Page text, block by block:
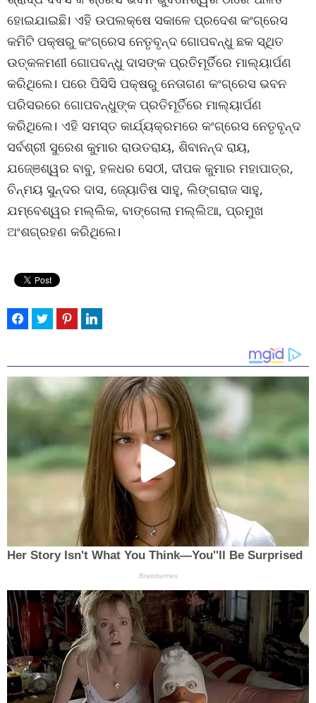
ହୋଇଯାଇଛି। ଏହି ଉପଲକ୍ଷେ ସକାଳେ ପ୍ରଦେଶ କଂଗ୍ରେସ
କମିଟି ପକ୍ଷରୁ କଂଗ୍ରେସ ନେତୃବୃନ୍ଦ ଗୋପବନ୍ଧୁ ଛକ ସ୍ଥିତ
ଉତ୍କଳମଣୀ ଗୋପବନ୍ଧୁ ଦାସଙ୍କ ପ୍ରତିମୂର୍ତିରେ ମାଲ୍ୟାର୍ପଣ
କରିଥିଲେ। ପରେ ପିସିସି ପକ୍ଷରୁ ନେତାଗଣ କଂଗ୍ରେସ ଭବନ
ପରିସରରେ ଗୋପବନ୍ଧୁଙ୍କ ପ୍ରତିମୂର୍ତିରେ ମାଲ୍ୟାର୍ପଣ
କରିଥିଲେ। ଏହି ସମସ୍ତ କାର୍ଯ୍ୟକ୍ରମରେ କଂଗ୍ରେସ ନେତୃବୃନ୍ଦ
ସର୍ବଶ୍ରୀ ସୁରେଶ କୁମାର ରାଉତରାୟ, ଶିବାନନ୍ଦ ରାୟ,
ଯଜେ୍ଞଶ୍ୱର ବାବୁ, ହଳଧର ସେଠୀ, ଦୀପକ କୁମାର ମହାପାତ୍ର,
ଚିନ୍ମୟ ସୁନ୍ଦର ଦାସ, ଜ୍ୟୋତିଷ ସାହୁ, ଲିଙ୍ଗରାଜ ସାହୁ,
ଯମ୍ବେଶ୍ୱର ମଲ୍ଲିକ, ବାଙ୍ଗେଲା ମଲ୍ଲିଆ, ପ୍ରମୁଖ
ଅଂଶଗ୍ରହଣ କରିଥିଲେ।